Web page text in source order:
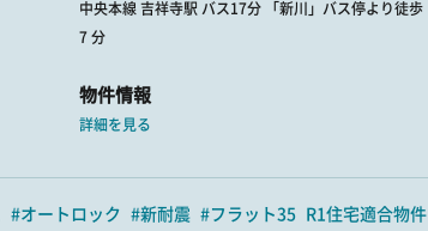
中央本線 吉祥寺駅 バス17分 「新川」バス停より徒歩
7 分
物件情報
詳細を見る
#オートロック #新耐震 #フラット35 R1住宅適合物件